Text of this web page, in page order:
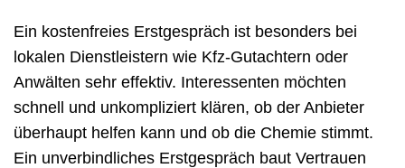
Ein kostenfreies Erstgespräch ist besonders bei
lokalen Dienstleistern wie Kfz-Gutachtern oder
Anwälten sehr effektiv. Interessenten möchten
schnell und unkompliziert klären, ob der Anbieter
überhaupt helfen kann und ob die Chemie stimmt.
Ein unverbindliches Erstgespräch baut Vertrauen